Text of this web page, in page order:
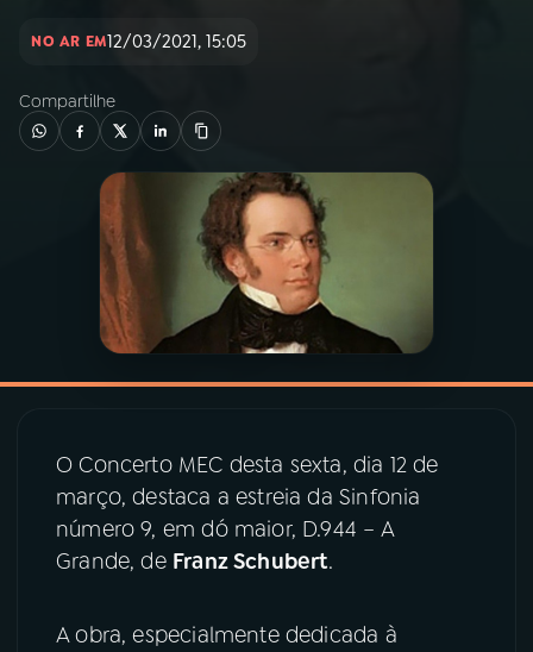
PROGRAMAS
PODCASTS
07ÚLTIMAS
PRÊMIO RÁDIO MEC
ACOMPANHE A RÁDIO MEC
NO AR EM12/03/2021, 15:05
Compartilhe
O Concerto MEC desta sexta, dia 12 de
março, destaca a estreia da Sinfonia
número 9, em dó maior, D.944 – A
Grande, de Franz Schubert.
A obra, especialmente dedicada à